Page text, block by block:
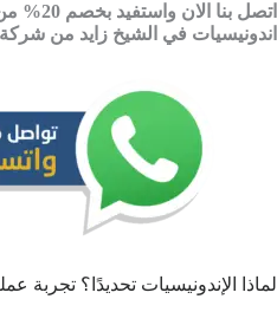
اتصل بنا
اندونيسيات في الشيخ زايد من
لماذا الإندونيسيات تحديدًا؟ تجربة